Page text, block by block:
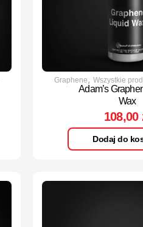
Graphene, Wszystkie
Adam’s
Wax
108,00
Dodaj do